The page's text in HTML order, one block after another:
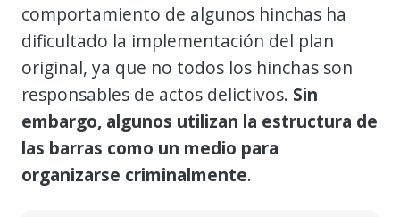
comportamiento de algunos hinchas ha
dificultado la implementación del plan
original, ya que no todos los hinchas son
responsables de actos delictivos. Sin
embargo, algunos utilizan la estructura de
las barras como un medio para
organizarse criminalmente.